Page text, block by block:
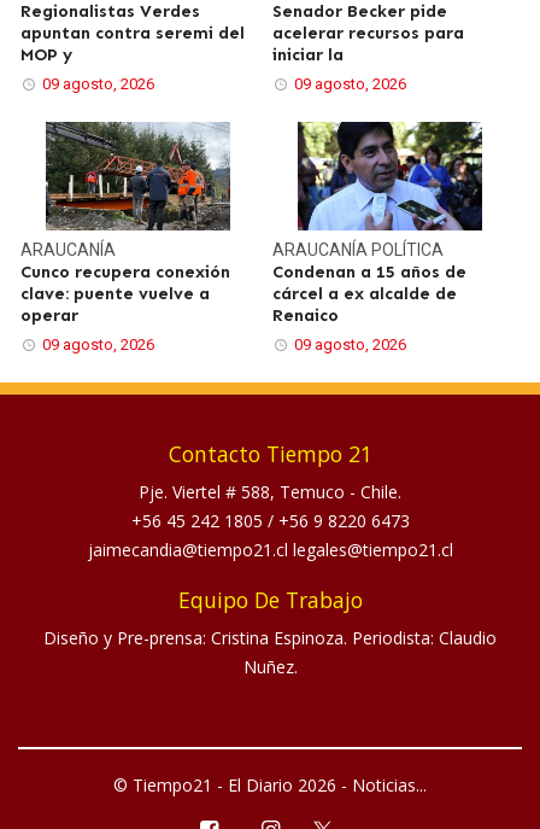
Regionalistas Verdes
apuntan contra seremi del
MOP y
09 agosto, 2026
Senador Becker pide
acelerar recursos para
iniciar la
09 agosto, 2026
ARAUCANÍA
Cunco recupera conexión
clave: puente vuelve a
operar
09 agosto, 2026
ARAUCANÍA POLÍTICA
Condenan a 15 años de
cárcel a ex alcalde de
Renaico
09 agosto, 2026
Contacto Tiempo 21
Pje. Viertel # 588, Temuco - Chile.
+56 45 242 1805 / +56 9 8220 6473
jaimecandia@tiempo21.cl legales@tiempo21.cl
Equipo De Trabajo
Diseño y Pre-prensa: Cristina Espinoza. Periodista: Claudio
Nuñez.
© Tiempo21 - El Diario 2026 - Noticias...